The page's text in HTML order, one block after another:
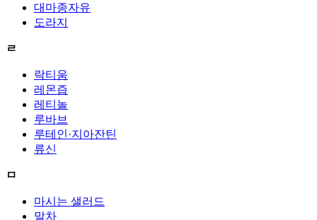
대마종자유
도라지
ㄹ
락티움
레몬즙
레티놀
루바브
루테인·지아잔틴
류신
ㅁ
마시는 샐러드
말차